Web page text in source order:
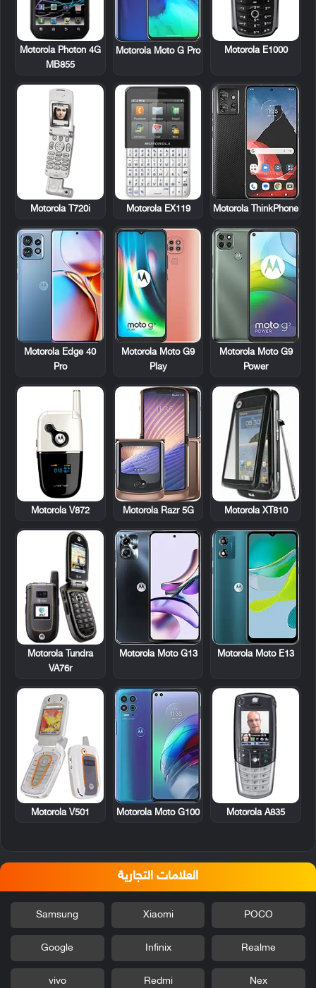
Motorola E1000
Motorola Moto G Pro
Motorola Photon 4G
MB855
Motorola ThinkPhone
Motorola EX119
Motorola T720i
Motorola Moto G9
Power
Motorola Moto G9
Play
Motorola Edge 40
Pro
Motorola XT810
Motorola Razr 5G
Motorola V872
Motorola Moto E13
Motorola Moto G13
Motorola Tundra
VA76r
Motorola A835
Motorola Moto G100
Motorola V501
العلامات التجارية
POCO
Xiaomi
Samsung
Realme
Infinix
Google
Nex
Redmi
vivo